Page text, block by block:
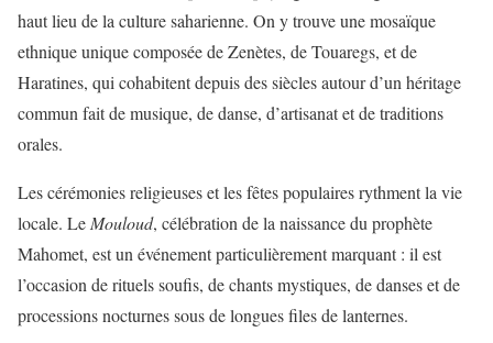
haut lieu de la culture saharienne. On y trouve une mosaïque
ethnique unique composée de Zenètes, de Touaregs, et de
Haratines, qui cohabitent depuis des siècles autour d’un héritage
commun fait de musique, de danse, d’artisanat et de traditions
orales.
Les cérémonies religieuses et les fêtes populaires rythment la vie
locale. LeMouloud, célébration de la naissance du prophète
Mahomet, est un événement particulièrement marquant : il est
l’occasion de rituels soufis, de chants mystiques, de danses et de
processions nocturnes sous de longues files de lanternes.